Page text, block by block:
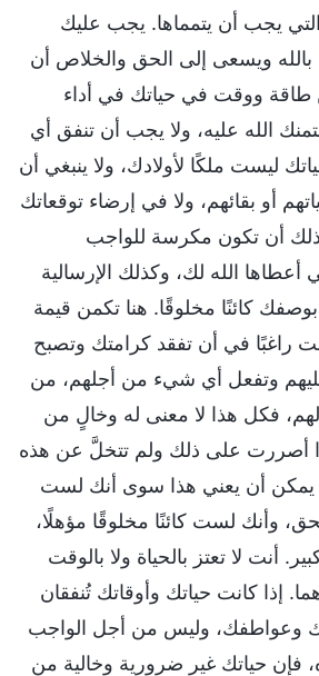
التي يجب أن يتمماها. يجب عليك
ويسعى إلى الحق والخلاص أن
طاقة ووقت في حياتك في أداء
الله عليه، ولا يجب أن تنفق أي
ليست ملكًا لأولادك، ولا ينبغي أن
أو بقائهم، ولا في إرضاء توقعاتك
أن تكون مكرسة للواجب
أعطاها الله لك، وكذلك الإرسالية
كائنًا مخلوقًا. هنا تكمن قيمة
راغبًا في أن تفقد كرامتك وتصبح
عليهم وتفعل أي شيء من أجلهم، من
فكل هذا لا معنى له وخالٍ من
أصررت على ذلك ولم تتخلَّ عن هذه
يمكن أن يعني هذا سوى أنك لست
وأنك لست كائنًا مخلوقًا مؤهلًا،
أنت لا تعتز بالحياة ولا بالوقت
إذا كانت حياتك وأوقاتك تُنفقان
وليس من أجل الواجب
فإن حياتك غير ضرورية وخالية من